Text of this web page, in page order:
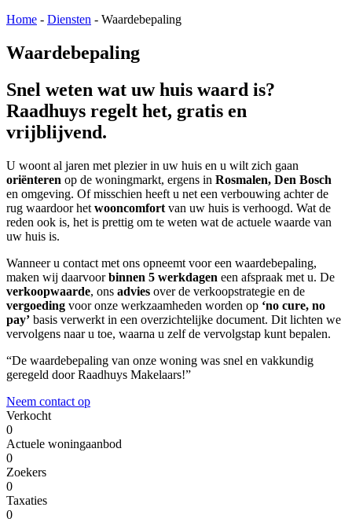
Home - Diensten - Waardebepaling
Waardebepaling
Snel weten wat uw huis waard is?
Raadhuys regelt het, gratis en
vrijblijvend.
U woont al jaren met plezier in uw huis en u wilt zich gaan
oriënteren op de woningmarkt, ergens in Rosmalen, Den Bosch
en omgeving. Of misschien heeft u net een verbouwing achter de
rug waardoor het wooncomfort van uw huis is verhoogd. Wat de
reden ook is, het is prettig om te weten wat de actuele waarde van
uw huis is.
Wanneer u contact met ons opneemt voor een waardebepaling,
maken wij daarvoorbinnen 5 werkdagen een afspraak met u. De
verkoopwaarde, ons advies over de verkoopstrategie en de
vergoeding voor onze werkzaamheden worden op ‘no cure, no
pay’ basis verwerkt in een overzichtelijke document. Dit lichten we
vervolgens naar u toe, waarna u zelf de vervolgstap kunt bepalen.
“De waardebepaling van onze woning was snel en vakkundig
geregeld door Raadhuys Makelaars!”
Neem contact op
Verkocht
0
Actuele woningaanbod
0
Zoekers
0
Taxaties
0